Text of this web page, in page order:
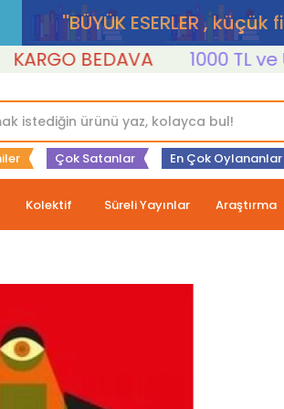
''BÜYÜK ESERLER ,
BEDAVA 1000 TL ve
Çok Satanlar En Çok Oylananlar
Kolektif Süreli Yayınlar Araştırma